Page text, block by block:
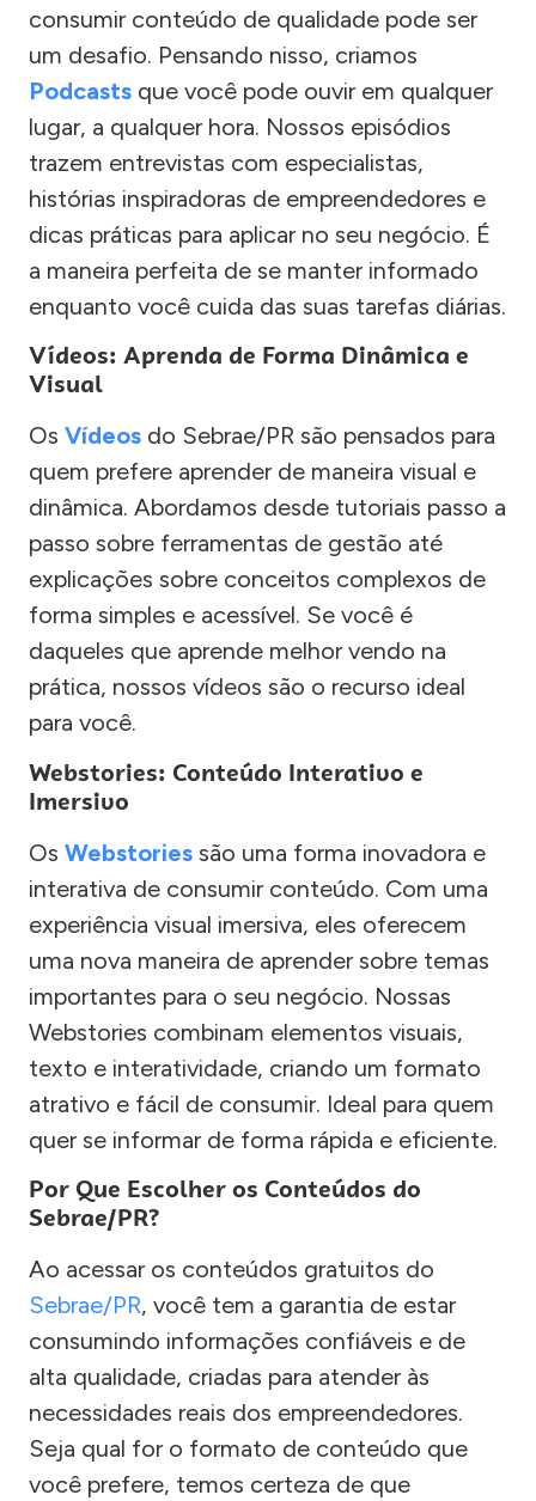
consumir conteúdo de qualidade pode ser
um desafio. Pensando nisso, criamos
Podcasts que você pode ouvir em qualquer
lugar, a qualquer hora. Nossos episódios
trazem entrevistas com especialistas,
histórias inspiradoras de empreendedores e
dicas práticas para aplicar no seu negócio. É
a maneira perfeita de se manter informado
enquanto você cuida das suas tarefas diárias.
Vídeos: Aprenda de Forma Dinâmica e
Visual
Os Vídeos do Sebrae/PR são pensados para
quem prefere aprender de maneira visual e
dinâmica. Abordamos desde tutoriais passo a
passo sobre ferramentas de gestão até
explicações sobre conceitos complexos de
forma simples e acessível. Se você é
daqueles que aprende melhor vendo na
prática, nossos vídeos são o recurso ideal
para você.
Webstories: Conteúdo Interativo e
Imersivo
Os Webstories são uma forma inovadora e
interativa de consumir conteúdo. Com uma
experiência visual imersiva, eles oferecem
uma nova maneira de aprender sobre temas
importantes para o seu negócio. Nossas
Webstories combinam elementos visuais,
texto e interatividade, criando um formato
atrativo e fácil de consumir. Ideal para quem
quer se informar de forma rápida e eficiente.
Por Que Escolher os Conteúdos do
Sebrae/PR?
Ao acessar os conteúdos gratuitos do
Sebrae/PR, você tem a garantia de estar
consumindo informações confiáveis e de
alta qualidade, criadas para atender às
necessidades reais dos empreendedores.
Seja qual for o formato de conteúdo que
você prefere, temos certeza de que